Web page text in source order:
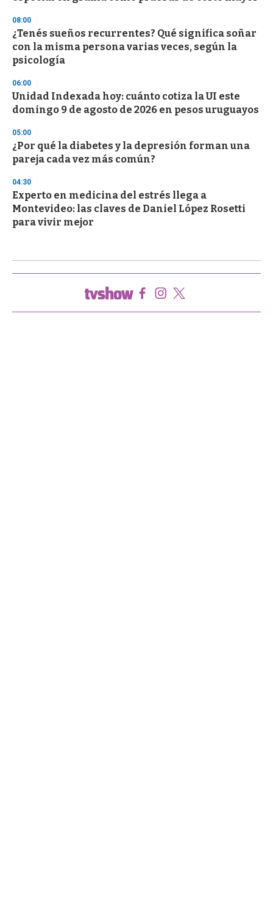
08:00
¿Tenés sueños recurrentes? Qué significa soñar
con la misma persona varias veces, según la
psicología
06:00
Unidad Indexada hoy: cuánto cotiza la UI este
domingo 9 de agosto de 2026 en pesos uruguayos
05:00
¿Por qué la diabetes y la depresión forman una
pareja cada vez más común?
04:30
Experto en medicina del estrés llega a
Montevideo: las claves de Daniel López Rosetti
para vivir mejor